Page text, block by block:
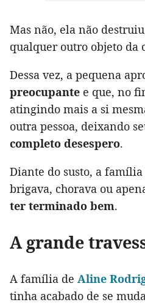
Mas não, ela não
qualquer outro objeto da
Dessa vez, a pequena
preocupante e que, no
atingindo mais a si
outra pessoa, deixando
completo desespero.
Diante do susto, a família
brigava, chorava ou
ter terminado bem.
A grande
A família de Aline
tinha acabado de se